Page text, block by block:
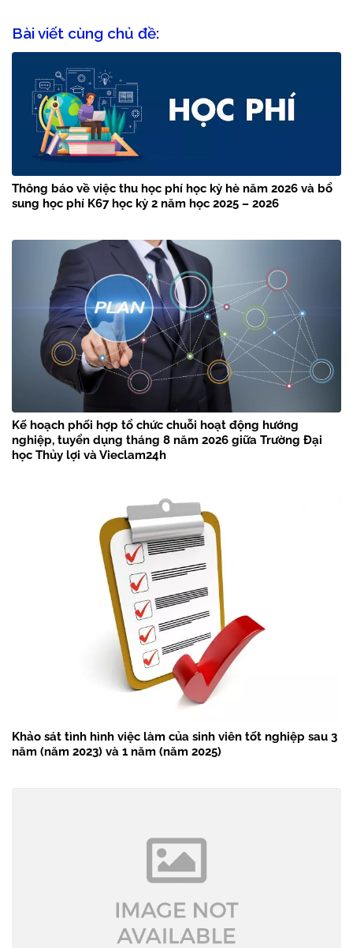
Bài viết cùng chủ đề:
Thông báo về việc thu học phí học kỳ hè năm 2026 và bổ
sung học phí K67 học kỳ 2 năm học 2025 – 2026
Kế hoạch phối hợp tổ chức chuỗi hoạt động hướng
nghiệp, tuyển dụng tháng 8 năm 2026 giữa Trường Đại
học Thủy lợi và Vieclam24h
Khảo sát tình hình việc làm của sinh viên tốt nghiệp sau 3
năm (năm 2023) và 1 năm (năm 2025)